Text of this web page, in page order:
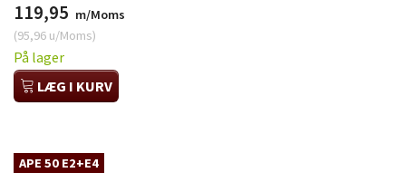
119,95 m/Moms
(95,96 u/Moms)
På lager
LÆG I KURV
APE 50 E2+E4